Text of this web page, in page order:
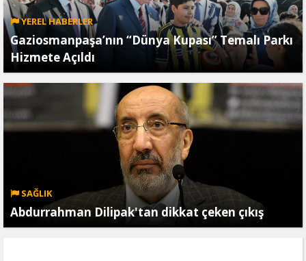
YEREL HABERLER
Gaziosmanpaşa’nın “Dünya Kupası” Temalı Parkı
Hizmete Açıldı
SAĞLIK
Abdurrahman Dilipak'tan dikkat çeken çıkış